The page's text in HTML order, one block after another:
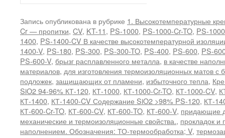
Запись опубликована в рубрике 1. Высокотемпературные
Cr — пропитки, CV, KT-11, PS-1000, PS-1000-Cr-TO, PS-
1400, PS-1400-CV В качестве высокотемпературной
1400-V, PS-180, PS-300, PS-300-TO, PS-400, PS-600, PS-
PS-600-V, брызг расплавленного металла, в качестве
материалов, для изготовления термоизоляционных матов с
подложек, защищающих от пламени, избыточного тепла,
SiO2 94-96% КТ-120, КТ-1000, КТ-1000-Cr-TO, КТ-1000-CV,
КТ-1400, КТ-1400-CV Содержание SiO2 >98% PS-120, КТ-
КТ-600-Cr-TO, КТ-600-CV, КТ-600-TO, КТ-600-V, придающие
механические и термоизоляционные свойства., прокладок и
наполнением. Обозначения: ТО-термообработка; V,